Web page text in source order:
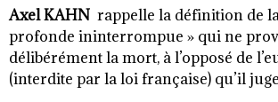
Axel KAHN rappelle la définition de
profonde ininterrompue » qui ne
délibérément la mort, à l’opposé de
(interdite par la loi française) qu’il